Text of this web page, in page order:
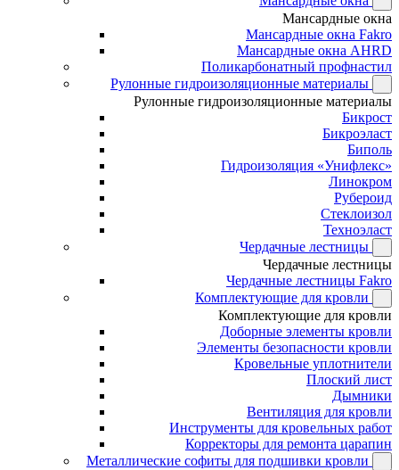
Мансардные окна
Мансардные окна Fakro
Мансардные окна AHRD
Поликарбонатный профнастил
Рулонные гидроизоляционные материалы
Рулонные гидроизоляционные материалы
Бикрост
Бикроэласт
Биполь
Гидроизоляция «Унифлекс»
Линокром
Рубероид
Стеклоизол
Техноэласт
Чердачные лестницы
Чердачные лестницы
Чердачные лестницы Fakro
Комплектующие для кровли
Комплектующие для кровли
Доборные элементы кровли
Элементы безопасности кровли
Кровельные уплотнители
Плоский лист
Дымники
Вентиляция для кровли
Инструменты для кровельных работ
Корректоры для ремонта царапин
Металлические софиты для подшивки кровли